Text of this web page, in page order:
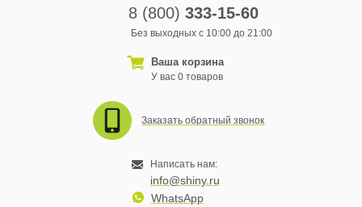
8 (800) 333-15-60
Без выходных с 10:00 до 21:00
Ваша корзина
У вас 0 товаров
Заказать обратный звонок
Написать нам:
info@shiny.ru
WhatsApp